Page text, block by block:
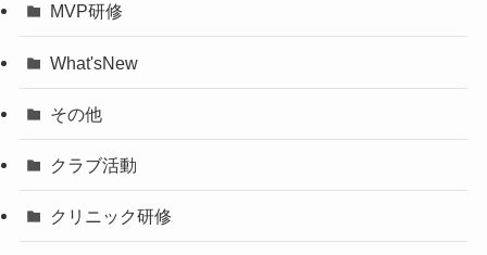
MVP研修
What'sNew
その他
クラブ活動
クリニック研修